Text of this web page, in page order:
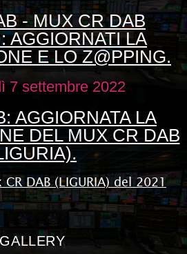
- MUX CR DAB
AGGIORNATI LA
E LO Z@PPING.
7 settembre 2022
AGGIORNATA LA
DEL MUX CR DAB
CR DAB (LIGURIA) del 2021
GALLERY